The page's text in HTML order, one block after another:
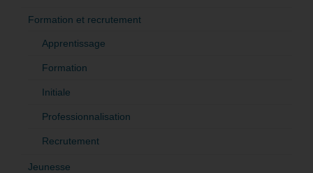
Formation et recrutement
Apprentissage
Formation
Initiale
Professionnalisation
Recrutement
Jeunesse